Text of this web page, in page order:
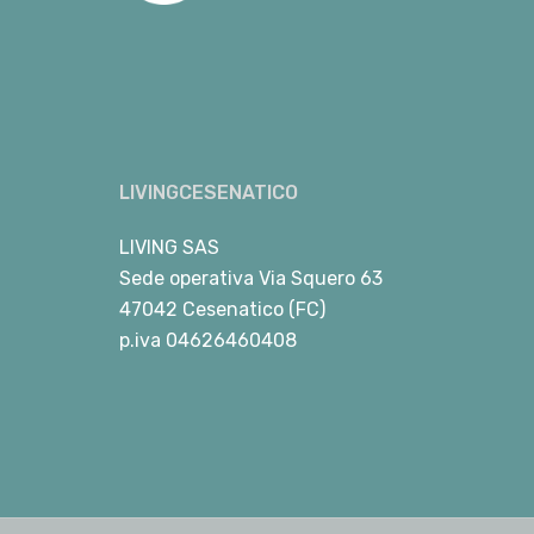
LIVINGCESENATICO
LIVING SAS
Sede operativa Via Squero 63
47042 Cesenatico (FC)
p.iva 04626460408